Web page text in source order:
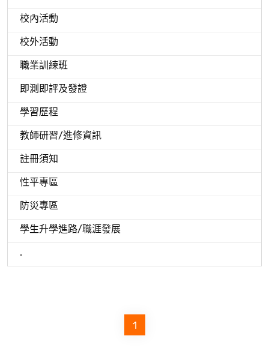
校內活動
校外活動
職業訓練班
即測即評及發證
學習歷程
教師研習/進修資訊
註冊須知
性平專區
防災專區
學生升學進路/職涯發展
.
1